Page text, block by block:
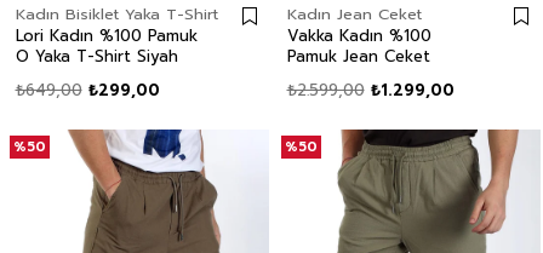
Kadın Bisiklet Yaka T-Shirt
Lori Kadın %100 Pamuk
O Yaka T-Shirt Siyah
₺299,00
₺649,00
Kadın Jean Ceket
Vakka Kadın %100
Pamuk Jean Ceket
₺1.299,00
₺2.599,00
%50 %50